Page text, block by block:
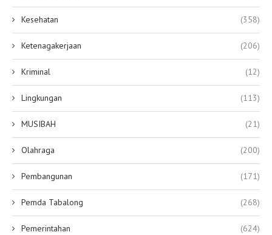
Kesehatan (358)
Ketenagakerjaan (206)
Kriminal (12)
Lingkungan (113)
MUSIBAH (21)
Olahraga (200)
Pembangunan (171)
Pemda Tabalong (268)
Pemerintahan (624)